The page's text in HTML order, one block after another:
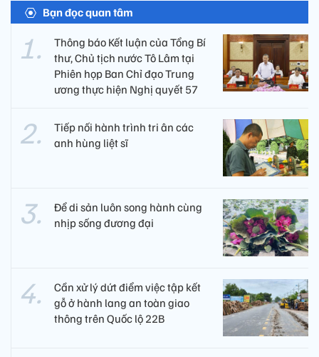
Bạn đọc quan tâm
Thông báo Kết luận của Tổng Bí
thư, Chủ tịch nước Tô Lâm tại
Phiên họp Ban Chỉ đạo Trung
ương thực hiện Nghị quyết 57
Tiếp nối hành trình tri ân các
anh hùng liệt sĩ ​
Để di sản luôn song hành cùng
nhịp sống đương đại
Cần xử lý dứt điểm việc tập kết
gỗ ở hành lang an toàn giao
thông trên Quốc lộ 22B